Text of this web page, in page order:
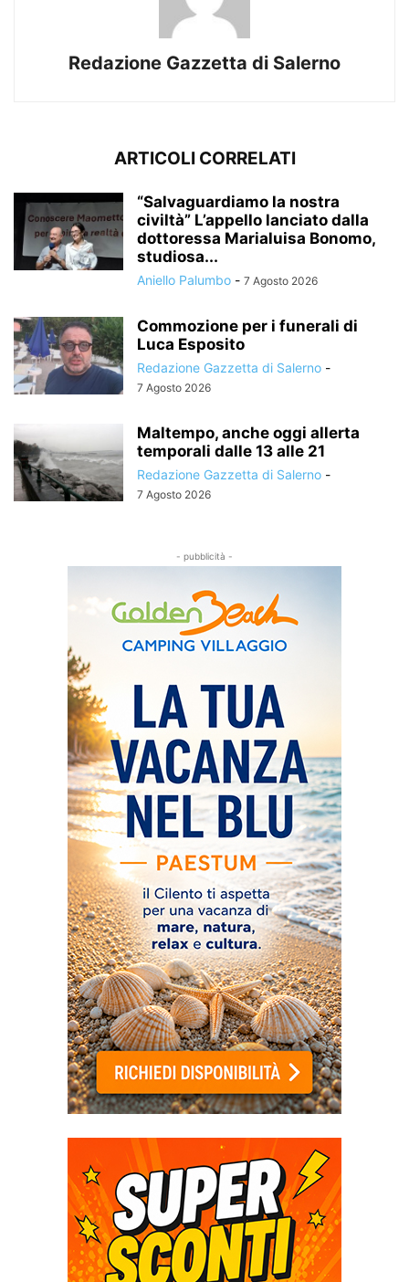
Redazione Gazzetta di Salerno
ARTICOLI CORRELATI
“Salvaguardiamo la nostra
civiltà” L’appello lanciato dalla
dottoressa Marialuisa Bonomo,
studiosa...
Aniello Palumbo - 7 Agosto 2026
Commozione per i funerali di
Luca Esposito
Redazione Gazzetta di Salerno -
7 Agosto 2026
Maltempo, anche oggi allerta
temporali dalle 13 alle 21
Redazione Gazzetta di Salerno -
7 Agosto 2026
- pubblicità -